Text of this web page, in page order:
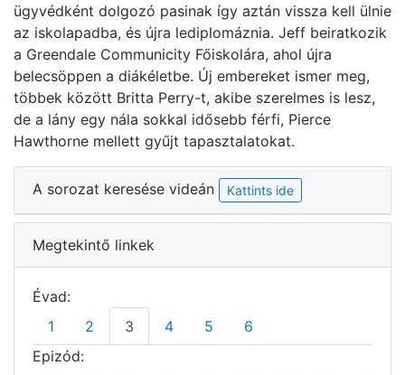
ügyvédként dolgozó pasinak így aztán vissza kell ülnie
az iskolapadba, és újra lediplomáznia. Jeff beiratkozik
a Greendale Communicity Főiskolára, ahol újra
belecsöppen a diákéletbe. Új embereket ismer meg,
többek között Britta Perry-t, akibe szerelmes is lesz,
de a lány egy nála sokkal idősebb férfi, Pierce
Hawthorne mellett gyűjt tapasztalatokat.
A sorozat keresése videán Kattints ide
Megtekintő linkek
Évad:
1
2 3 4 5
6
Epizód: